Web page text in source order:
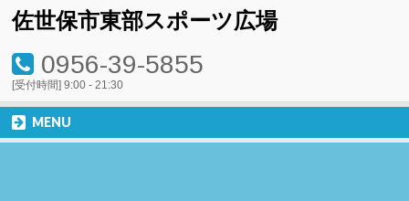
佐世保市東部スポーツ広場
0956-39-5855
[受付時間] 9:00 - 21:30
MENU